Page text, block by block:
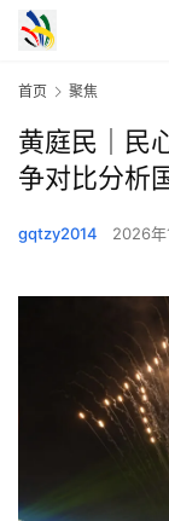
首页 聚焦
黄庭民｜民
争对比分析
gqtzy2014 2026